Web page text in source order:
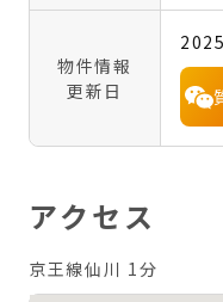
物件情報
更新日
アクセス
京王線仙川 1分